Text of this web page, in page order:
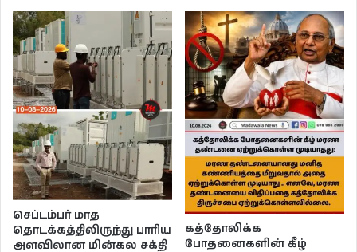
செப்டம்பர் மாத
தொடக்கத்திலிருந்து பாரிய
அளவிலான மின்கல சக்தி
கத்தோலிக்க
போதனைகளின் கீழ்